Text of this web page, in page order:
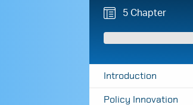
5 Chapter
Introduction
Policy Innovation